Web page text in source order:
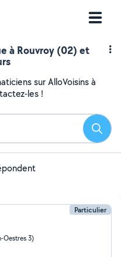
à Rouvroy (02) et
sur AlloVoisins à
les !
Particulier
Oestres 3)